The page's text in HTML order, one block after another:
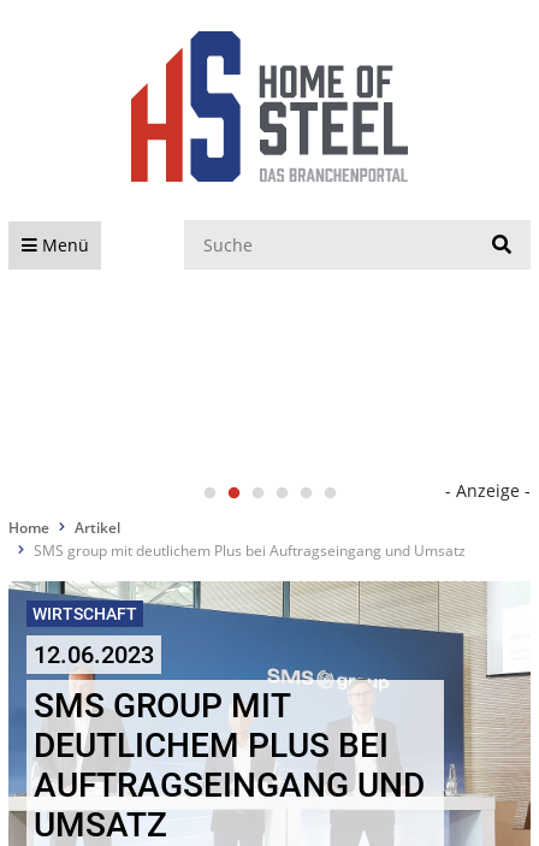
Menü
- Anzeige -
Home
Artikel
SMS group mit deutlichem Plus bei Auftragseingang und Umsatz
WIRTSCHAFT
12.06.2023
SMS GROUP MIT
DEUTLICHEM PLUS BEI
AUFTRAGSEINGANG UND
UMSATZ